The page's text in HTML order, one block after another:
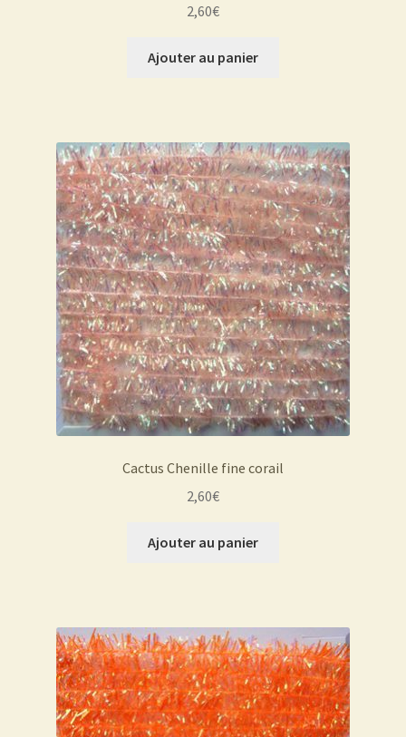
2,60€
Ajouter au panier
Cactus Chenille fine corail
2,60€
Ajouter au panier